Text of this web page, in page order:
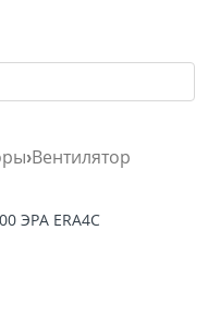
Вентилятор